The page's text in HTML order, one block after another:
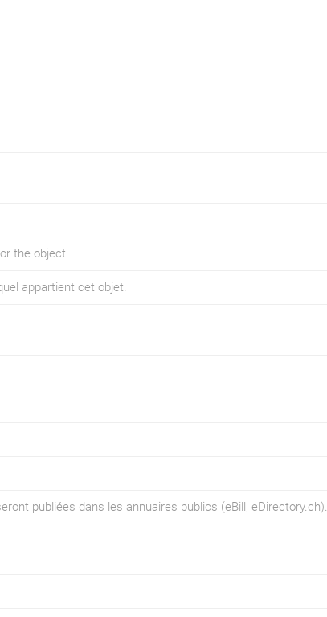
the object.
appartient cet objet.
publiées dans les annuaires publics (eBill, eDirectory.ch).